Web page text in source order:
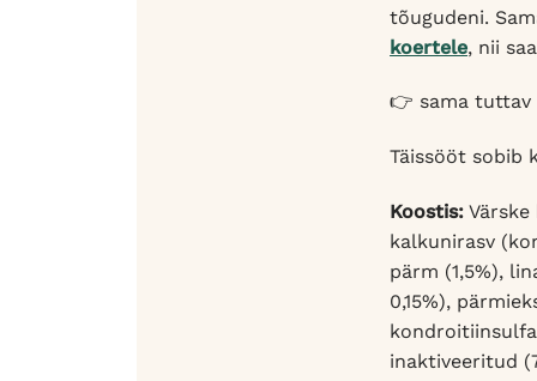
tõugudeni.
koertele, nii
👉 sama tuttav
Täissööt sobib
Koostis:
kalkunirasv
pärm (1,5%),
0,15%),
inaktiveeritud